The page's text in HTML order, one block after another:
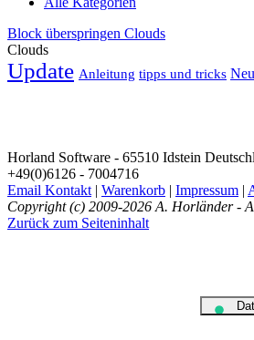
Block überspringen Clouds
Clouds
Update Anleitung tipps und tricks Neu
Horland Software - 65510 Idstein
+49(0)6126 - 7004716
Email Kontakt | Warenkorb | Impressum |
Copyright (c) 2009-2026 A. Horländer -
Zurück zum Seiteninhalt